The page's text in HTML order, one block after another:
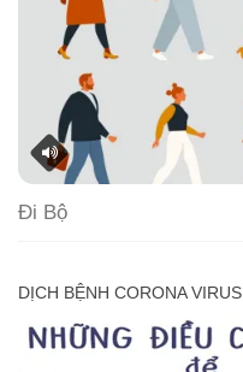
Đi Bộ
DỊCH BỆNH CORONA VIRUS